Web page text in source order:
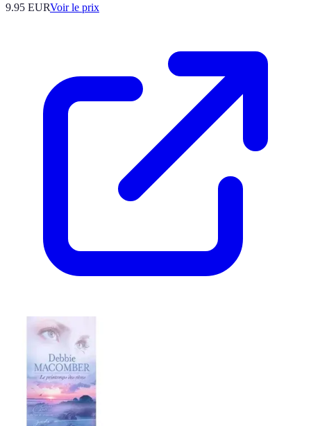
9.95 EURVoir le prix